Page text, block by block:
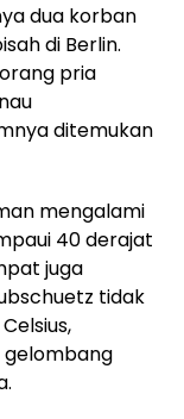
dua korban
di Berlin.
pria
ditemukan
mengalami
40 derajat
juga
tidak